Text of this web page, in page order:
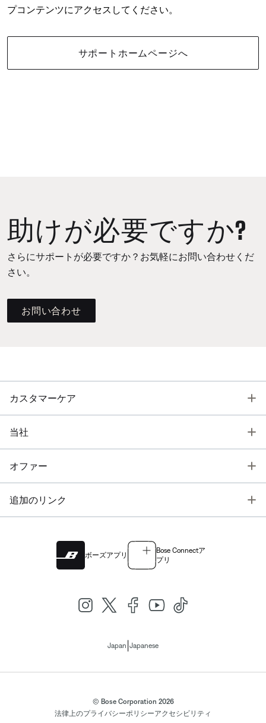
プコンテンツにアクセスしてください。
サポートホームページへ
助けが必要ですか?
さらにサポートが必要ですか？お気軽にお問い合わせくだ
さい。
お問い合わせ
カスタマーケア
当社
オファー
追加のリンク
ボーズアプリ
Bose Connectア
プリ
Japan Japanese
© Bose Corporation 2026
法律上のプライバシーポリシーアクセシビリティ